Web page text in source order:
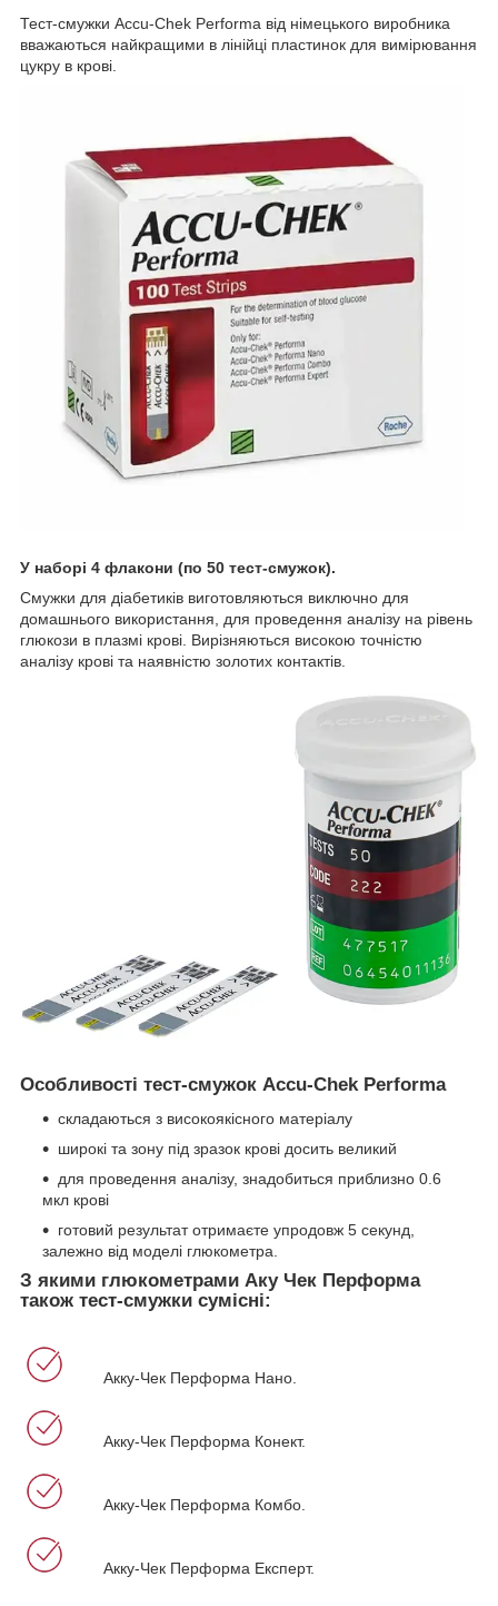
Тест-смужки Accu-Chek Performa від німецького виробника
вважаються найкращими в лінійці пластинок для вимірювання
цукру в крові.
У наборі 4 флакони (по 50 тест-смужок).
Смужки для діабетиків виготовляються виключно для
домашнього використання, для проведення аналізу на рівень
глюкози в плазмі крові. Вирізняються високою точністю
аналізу крові та наявністю золотих контактів.
Особливості тест-смужок Accu-Chek Performa
складаються з високоякісного матеріалу
широкі та зону під зразок крові досить великий
для проведення аналізу, знадобиться приблизно 0.6
мкл крові
готовий результат отримаєте упродовж 5 секунд,
залежно від моделі глюкометра.
З якими глюкометрами Аку Чек Перформа
також тест-смужки сумісні:
Акку-Чек Перформа Нано.
Акку-Чек Перформа Конект.
Акку-Чек Перформа Комбо.
Акку-Чек Перформа Експерт.